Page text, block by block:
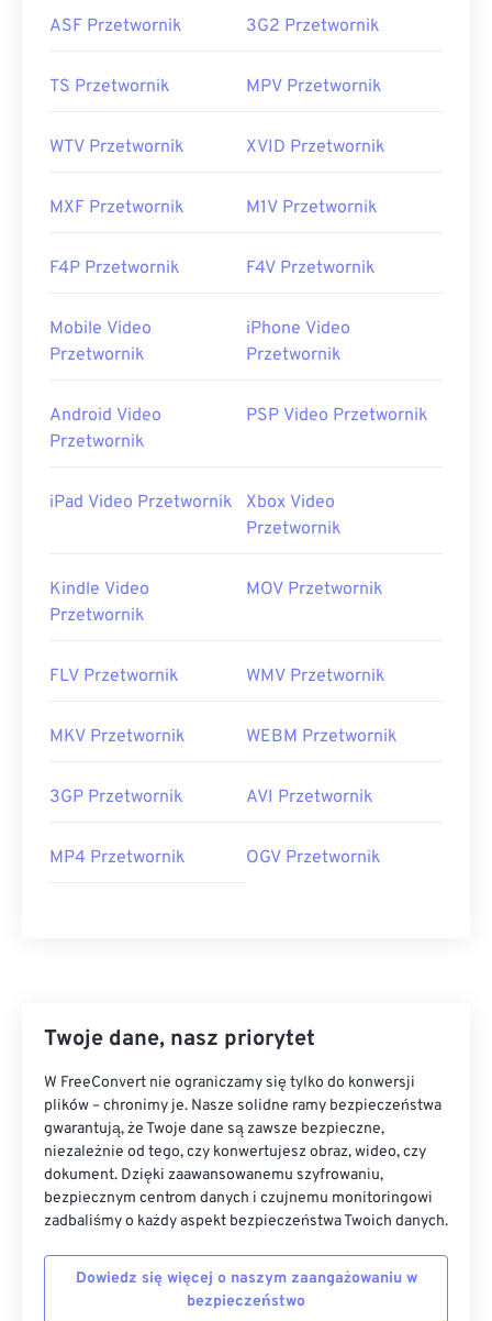
ASF Przetwornik 3G2 Przetwornik
TS Przetwornik MPV Przetwornik
WTV Przetwornik XVID Przetwornik
MXF Przetwornik M1V Przetwornik
F4P Przetwornik F4V Przetwornik
Mobile Video
Przetwornik
iPhone Video
Przetwornik
Android Video
Przetwornik
PSP Video Przetwornik
iPad Video Przetwornik
Xbox Video
Przetwornik
Kindle Video
Przetwornik
MOV Przetwornik
FLV Przetwornik WMV Przetwornik
MKV Przetwornik WEBM Przetwornik
3GP Przetwornik AVI Przetwornik
MP4 Przetwornik OGV Przetwornik
Twoje dane, nasz priorytet
W FreeConvert nie ograniczamy się tylko do konwersji
plików – chronimy je. Nasze solidne ramy bezpieczeństwa
gwarantują, że Twoje dane są zawsze bezpieczne,
niezależnie od tego, czy konwertujesz obraz, wideo, czy
dokument. Dzięki zaawansowanemu szyfrowaniu,
bezpiecznym centrom danych i czujnemu monitoringowi
zadbaliśmy o każdy aspekt bezpieczeństwa Twoich danych.
Dowiedz się więcej o naszym zaangażowaniu w
bezpieczeństwo